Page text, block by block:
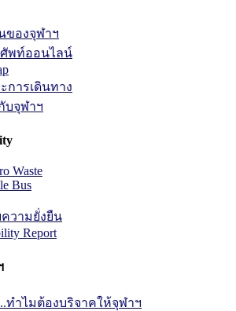
ของจุฬาฯ
พท์ออนไลน์
การเดินทาง
บจุฬาฯ
Waste
Bus
วามยั่งยืน
Report
ทำไมต้องบริจาคให้จุฬาฯ